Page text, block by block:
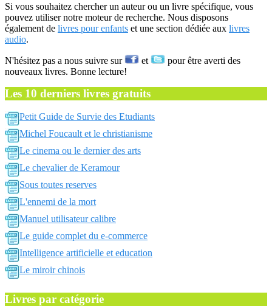
Si vous souhaitez chercher un auteur ou un livre spécifique, vous
pouvez utiliser notre moteur de recherche. Nous disposons
également de livres pour enfants et une section dédiée aux livres
audio.
N'hésitez pas a nous suivre sur et
pour être averti des
nouveaux livres. Bonne lecture!
Les 10 derniers livres gratuits
Petit Guide de Survie des Etudiants
Michel Foucault et le christianisme
Le cinema ou le dernier des arts
Le chevalier de Keramour
Sous toutes reserves
L'ennemi de la mort
Manuel utilisateur calibre
Le guide complet du e-commerce
Intelligence artificielle et education
Le miroir chinois
Livres par catégorie